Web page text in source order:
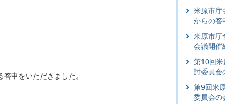
申をいただきました。
米原市庁
からの答
米原市庁
会議開催
第10回米
討委員会
第9回米
委員会の